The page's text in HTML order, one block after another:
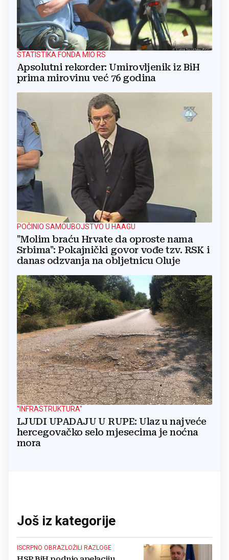
STATISTIKA FONDA MIO RS
Apsolutni rekorder: Umirovljenik iz BiH
prima mirovinu već 76 godina
POČINIO SAMOUBOJSTVO U HAAGU
"Molim braću Hrvate da oproste nama
Srbima": Pokajnički govor vođe tzv. RSK i
danas odzvanja na obljetnicu Oluje
"INFRASTRUKTURA"
LJUDI UPADAJU U RUPE: Ulaz u najveće
hercegovačko selo mjesecima je noćna
mora
Još iz kategorije
ISCRPNO OBRAZLOŽILI RAZLOGE